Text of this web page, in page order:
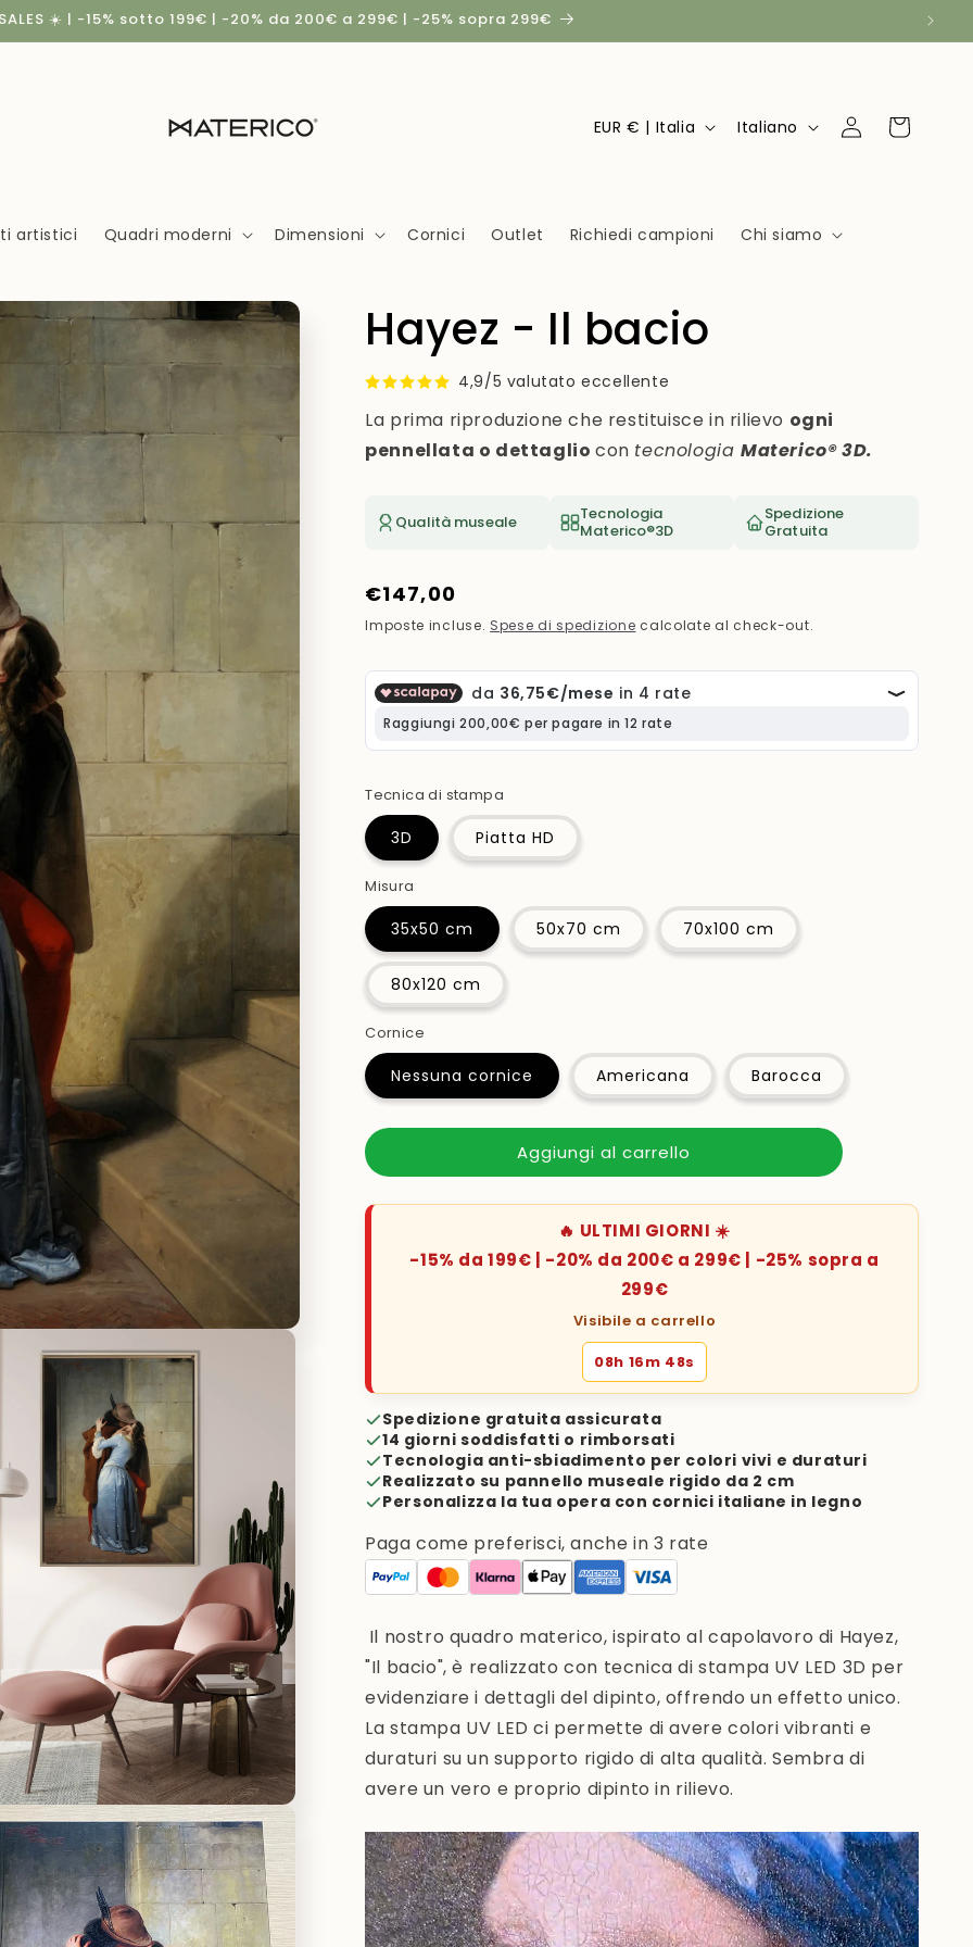
SALES ☀️ | -15% sotto 199€ | -20% da 200€ a 299€ | -25% sopra 299€
artistici Quadri moderni Dimensioni Cornici Outlet Richiedi campioni Chi siamo
P
s
A
e
a
g
o
a
f
i
c
a
EUR € | Italia
g
Italiano Accedi Carrello
Hayez - Il bacio
4,9/5 valutato eccellente
La prima riproduzione che restituisce in rilievo ogni
pennellata o dettaglio con tecnologiaMaterico® 3D.
Qualità museale
Tecnologia
Materico®3D
Spedizione
Gratuita
Prezzo
di
€147,00
Imposte incluse. Spese di spedizione calcolate al check-out.
Tecnica di stampa
3D Piatta HD
Misura
35x50 cm 50x70 cm 70x100 cm
80x120 cm
Cornice
Nessuna cornice Americana Barocca
Aggiungi al carrello
🔥 ULTIMI GIORNI ☀️
-15% da 199€ | -20% da 200€ a 299€ | -25% sopra a
299€
Visibile a carrello
08h 16m 45s
Spedizione gratuita assicurata
14 giorni soddisfatti o rimborsati
Tecnologia anti-sbiadimento per colori vivi e duraturi
Realizzato su pannello museale rigido da 2 cm
Personalizza la tua opera con cornici italiane in legno
Paga come preferisci, anche in 3 rate
Il nostro quadro materico, ispirato al capolavoro di Hayez,
"Il bacio",è realizzato con tecnica di stampa UV LED 3D per
evidenziare i dettagli del dipinto, offrendo un effetto unico.
La stampa UV LED ci permette di avere colori vibranti e
duraturi su un supporto rigido di alta qualità. Sembra di
avere un vero e proprio dipinto in rilievo.